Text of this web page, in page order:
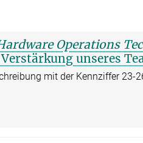
Operations
unseres
mit der Kennziffer 23-